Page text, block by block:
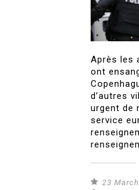
Après les
ont
d’autres
urgent de
service
23